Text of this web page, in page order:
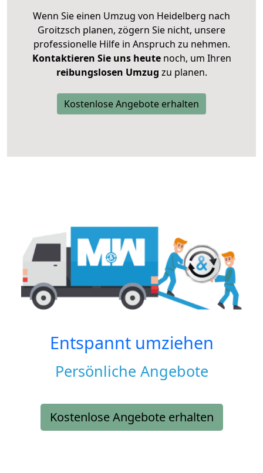
Wenn Sie einen Umzug von Heidelberg nach
Groitzsch planen, zögern Sie nicht, unsere
professionelle Hilfe in Anspruch zu nehmen.
Kontaktieren Sie uns heutenoch, um Ihren
reibungslosen Umzug zu planen.
Kostenlose Angebote erhalten
Entspannt umziehen
Persönliche Angebote
Kostenlose Angebote erhalten